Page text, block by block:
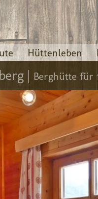
Hüttenleben
| Berghütte für